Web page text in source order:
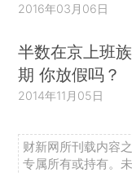
2016年03月06日
半数在京上班
期 你放假吗？
2014年11月05日
财新网所刊载内容
专属所有或持有。